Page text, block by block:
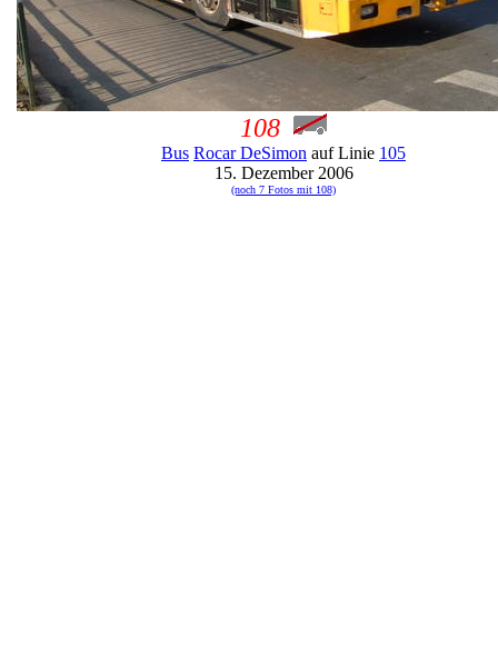
108
Bus Rocar DeSimon auf Linie 105
15. Dezember 2006
(noch 7 Fotos mit 108)